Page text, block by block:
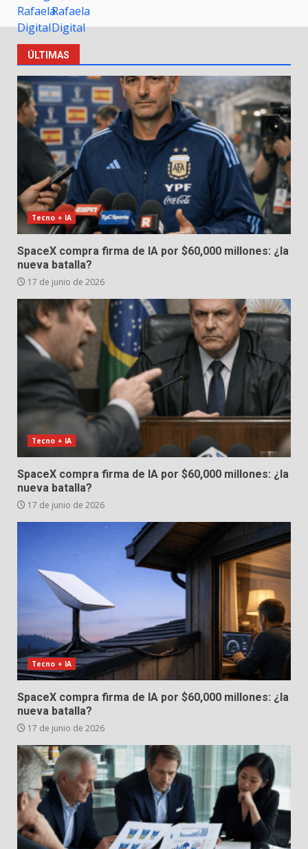
ÚLTIMAS
Tecno + IA
SpaceX compra firma de IA por $60,000 millones: ¿la
nueva batalla?
17 de junio de 2026
Tecno + IA
SpaceX compra firma de IA por $60,000 millones: ¿la
nueva batalla?
17 de junio de 2026
Tecno + IA
SpaceX compra firma de IA por $60,000 millones: ¿la
nueva batalla?
17 de junio de 2026